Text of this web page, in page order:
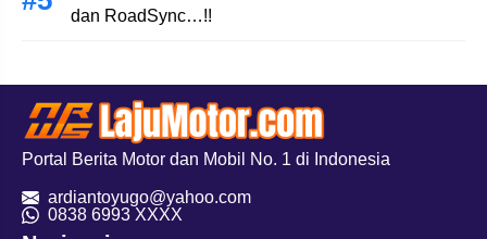
dan RoadSync…!!
Portal Berita Motor dan Mobil No. 1 di Indonesia
ardiantoyugo@yahoo.com
0838 6993 XXXX